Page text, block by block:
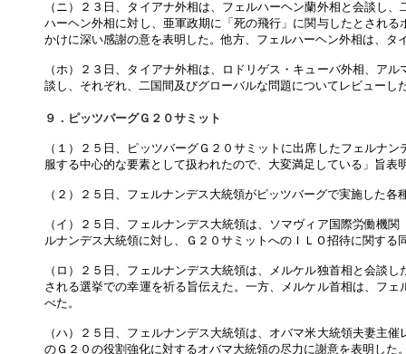
（ニ）２３日、タイアナ外相は、フェルハーヘン蘭外相と会談し
ハーヘン外相に対し、亜軍政期に「死の飛行」に関与したとされ
かけに深い感謝の意を表明した。他方、フェルハーヘン外相は、
（ホ）２３日、タイアナ外相は、ロドリゲス・キューバ外相、ア
談し、それぞれ、二国間及びグローバルな問題についてレビューし
９．ピッツバーグＧ２０サミット
（１）２５日、ピッツバーグＧ２０サミットに出席したフェルナ
服する中心的な要素として扱われたので、大変満足している」旨表
（２）２５日、フェルナンデス大統領がピッツバーグで実施した各
（イ）２５日、フェルナンデス大統領は、ソマヴィア国際労働機
ルナンデス大統領に対し、Ｇ２０サミットへのＩＬＯ招待に関する
（ロ）２５日、フェルナンデス大統領は、メルケル独首相と会談
される選挙での幸運を祈る旨伝えた。一方、メルケル首相は、フ
べた。
（ハ）２５日、フェルナンデス大統領は、オバマ米大統領夫妻主
のＧ２０の役割強化に対するオバマ大統領の尽力に謝意を表明した